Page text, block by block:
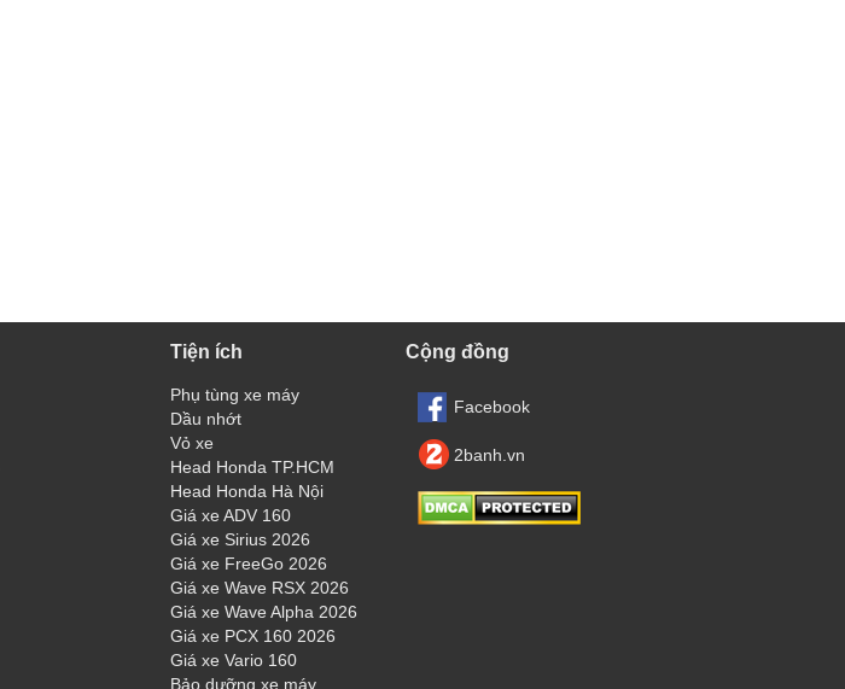
Tiện ích
Phụ tùng xe máy
Dầu nhớt
Vỏ xe
Head Honda TP.HCM
Head Honda Hà Nội
Giá xe ADV 160
Giá xe Sirius 2026
Giá xe FreeGo 2026
Giá xe Wave RSX 2026
Giá xe Wave Alpha 2026
Giá xe PCX 160 2026
Giá xe Vario 160
Bảo dưỡng xe máy
Cộng đồng
Facebook
2banh.vn